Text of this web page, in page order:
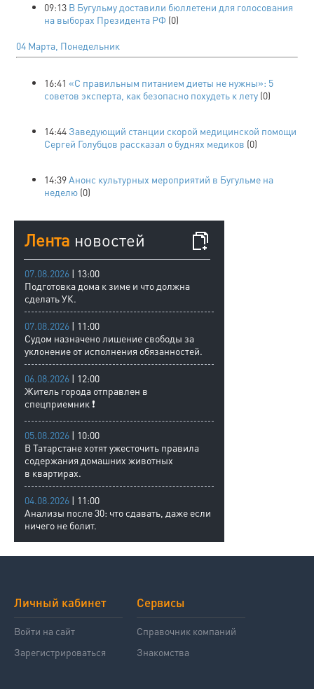
09:13 В Бугульму доставили бюллетени для голосования
на выборах Президента РФ (0)
04 Марта, Понедельник
16:41 «С правильным питанием диеты не нужны»: 5
советов эксперта, как безопасно похудеть к лету (0)
14:44 Заведующий станции скорой медицинской помощи
Сергей Голубцов рассказал о буднях медиков (0)
14:39Анонс культурных мероприятий в Бугульме на
неделю (0)
Лента новостей
07.08.2026 | 13:00
Подготовка дома к зиме и что должна
сделать УК.
07.08.2026 | 11:00
Судом назначено лишение свободы за
уклонение от исполнения обязанностей.
06.08.2026 | 12:00
Житель города отправлен в
спецприемник ❗
05.08.2026 | 10:00
В Татарстане хотят ужесточить правила
содержания домашних животных
в квартирах.
04.08.2026 | 11:00
Анализы после 30: что сдавать, даже если
ничего не болит.
Личный кабинет
Войти на сайт
Зарегистрироваться
Сервисы
Справочник компаний
Знакомства